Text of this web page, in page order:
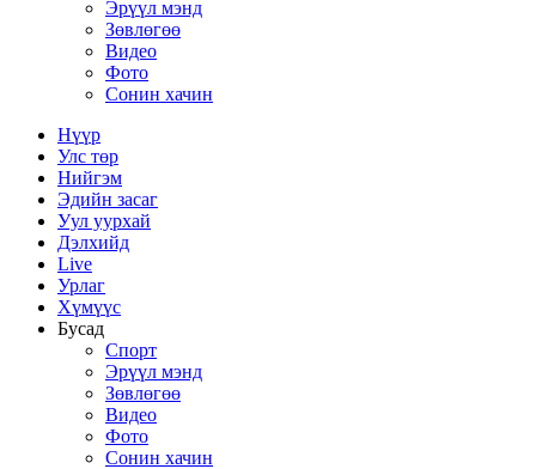
Эрүүл мэнд
Зөвлөгөө
Видео
Фото
Сонин хачин
Нүүр
Улс төр
Нийгэм
Эдийн засаг
Уул уурхай
Дэлхийд
Live
Урлаг
Хүмүүс
Бусад
Спорт
Эрүүл мэнд
Зөвлөгөө
Видео
Фото
Сонин хачин